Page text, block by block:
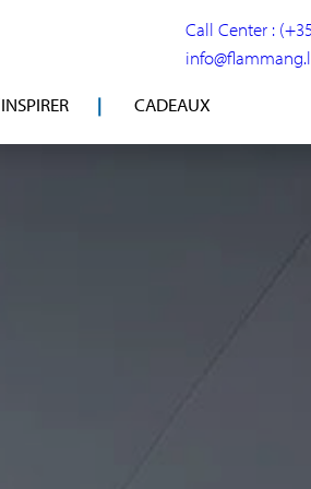
Call Center :
CADEAUX